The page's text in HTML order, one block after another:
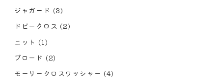
ジャガード (3)
ドビークロス (2)
ニット (1)
ブロード (2)
モーリークロスワッシャー (4)